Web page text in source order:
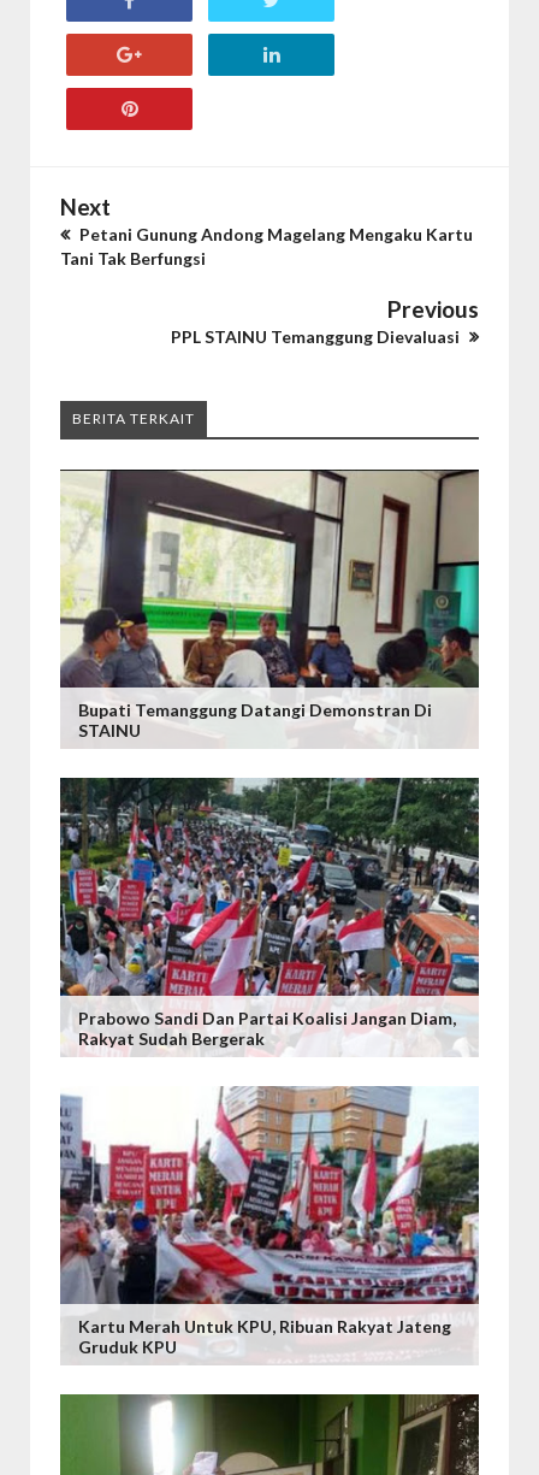
Next
Petani Gunung Andong Magelang Mengaku Kartu
Tani Tak Berfungsi
Previous
PPL STAINU Temanggung Dievaluasi
BERITA TERKAIT
Bupati Temanggung Datangi Demonstran Di
STAINU
Prabowo Sandi Dan Partai Koalisi Jangan Diam,
Rakyat Sudah Bergerak
Kartu Merah Untuk KPU, Ribuan Rakyat Jateng
Gruduk KPU